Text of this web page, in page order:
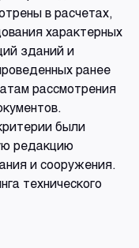
в расчетах,
характерных
зданий и
ранее
рассмотрения
были
редакцию
и сооружения.
технического